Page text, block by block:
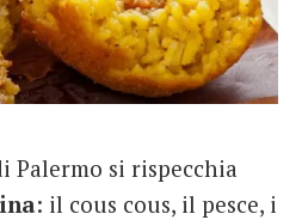
Palermo si rispecchia
: il cous cous, il pesce, i